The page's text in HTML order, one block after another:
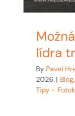
lídra
By Pavel
2026 | Blog,
Tipy -